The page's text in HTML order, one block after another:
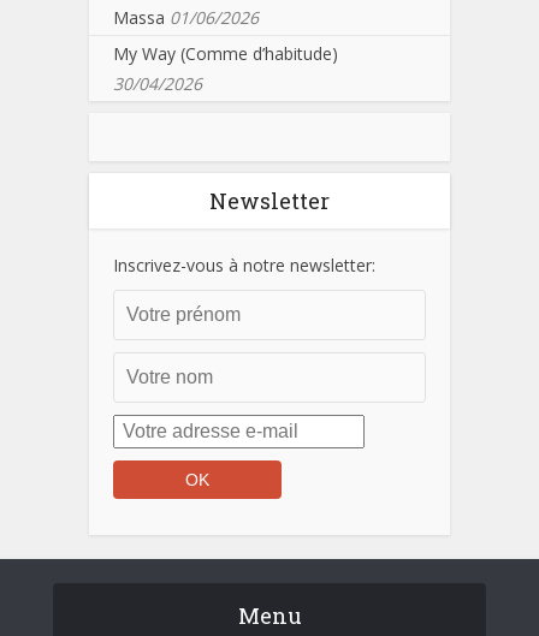
Massa 01/06/2026
My Way (Comme d’habitude)
30/04/2026
Newsletter
Inscrivez-vous à notre newsletter:
Menu